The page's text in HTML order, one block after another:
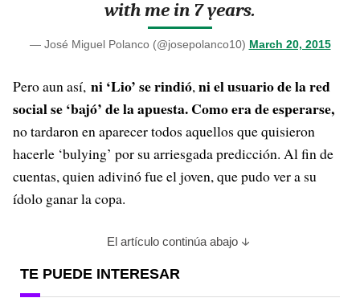
with me in 7 years.
— José Miguel Polanco (@josepolanco10) March 20, 2015
Pero aun así, ni ‘Lio’ se rindió,ni el usuario de la red
social se ‘bajó’ de la apuesta. Como era de esperarse,
no tardaron en aparecer todos aquellos que quisieron
hacerle ‘bulying’ por su arriesgada predicción. Al fin de
cuentas, quien adivinó fue el joven, que pudo ver a su
ídolo ganar la copa.
El artículo continúa abajo
TE PUEDE INTERESAR